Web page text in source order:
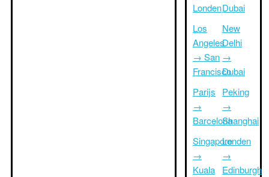
Londen
Los
Angeles
→ San
Francisco
Parijs
→
Barcelona
Singapore
→
Kuala
Dubai
New
Delhi
→
Dubai
Peking
→
Shanghai
Londen
→
Edinburgh